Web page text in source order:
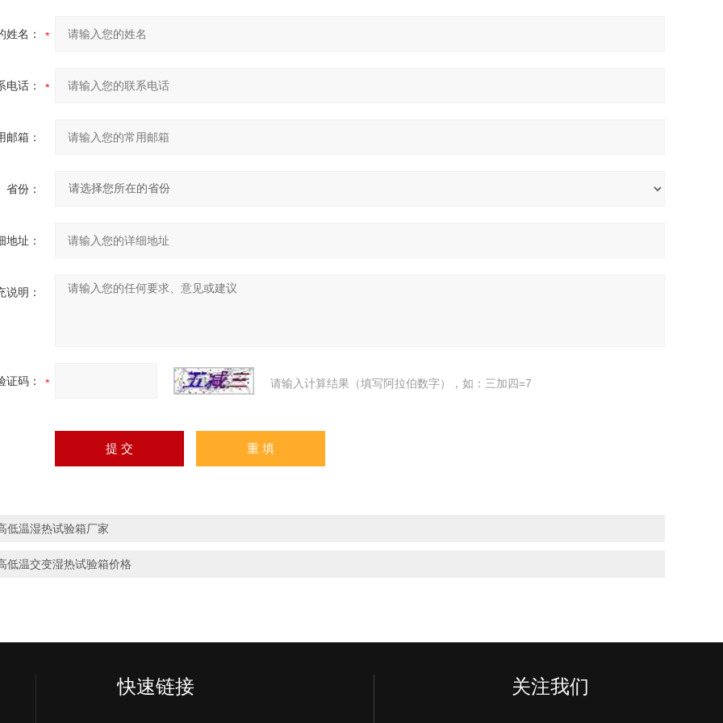
姓名：
电话：
邮箱：
省份：
地址：
说明：
证码： 请输入计算结果（填写阿拉伯数字），如：三加四=7
低温湿热试验箱厂家
低温交变湿热试验箱价格
快速链接 关注我们